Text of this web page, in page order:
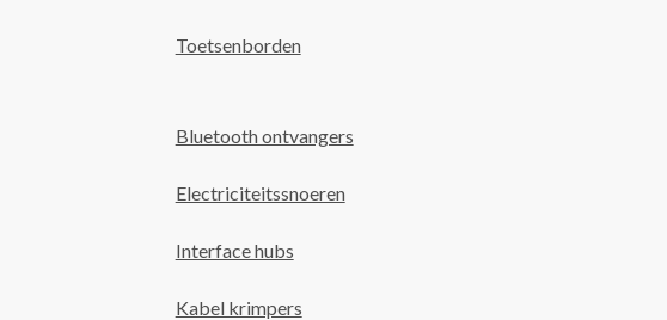
Toetsenborden
Bluetooth ontvangers
Electriciteitssnoeren
Interface hubs
Kabel krimpers